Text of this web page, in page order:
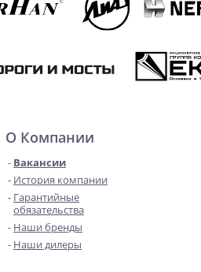
О Компании
Вакансии
История компании
Гарантийные
обязательства
Наши бренды
Наши дилеры